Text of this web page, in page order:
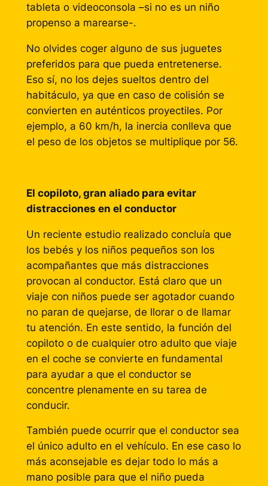
tableta o videoconsola –si no es un niño
propenso a marearse-.
No olvides coger alguno de sus juguetes
preferidos para que pueda entretenerse.
Eso sí, no los dejes sueltos dentro del
habitáculo, ya que en caso de colisión se
convierten en auténticos proyectiles. Por
ejemplo, a 60 km/h, la inercia conlleva que
el peso de los objetos se multiplique por 56.
El copiloto, gran aliado para evitar
distracciones en el conductor
Un reciente estudio realizado concluía que
los bebés y los niños pequeños son los
acompañantes que más distracciones
provocan al conductor. Está claro que un
viaje con niños puede ser agotador cuando
no paran de quejarse, de llorar o de llamar
tu atención. En este sentido, la función del
copiloto o de cualquier otro adulto que viaje
en el coche se convierte en fundamental
para ayudar a que el conductor se
concentre plenamente en su tarea de
conducir.
También puede ocurrir que el conductor sea
el único adulto en el vehículo. En ese caso lo
más aconsejable es dejar todo lo más a
mano posible para que el niño pueda